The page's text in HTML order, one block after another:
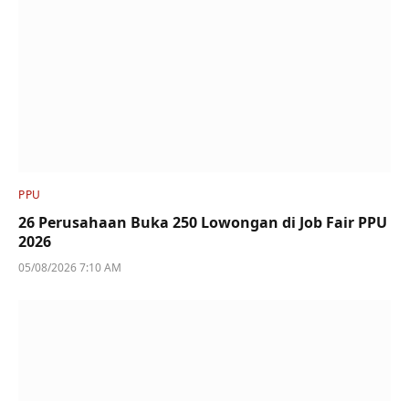
PPU
26 Perusahaan Buka 250 Lowongan di Job Fair PPU
2026
05/08/2026 7:10 AM